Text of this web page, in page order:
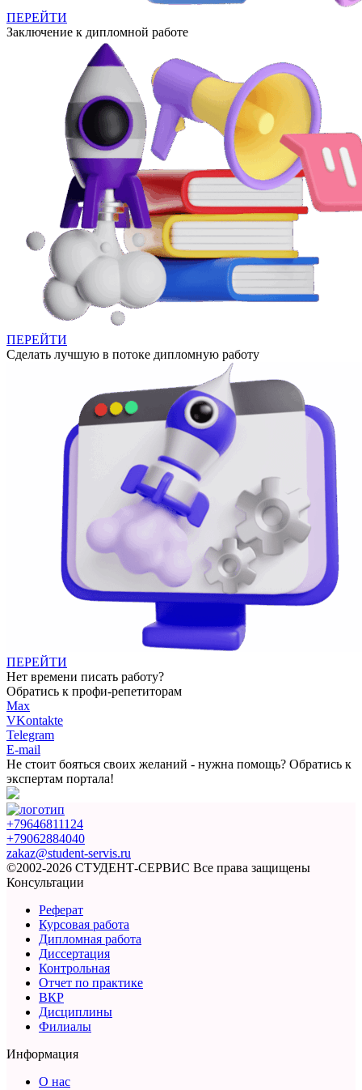
ПЕРЕЙТИ
Заключение к дипломной работе
ПЕРЕЙТИ
Сделать лучшую в потоке дипломную работу
ПЕРЕЙТИ
Нет времени писать работу?
Обратись к профи-репетиторам
Max
VKontakte
Telegram
E-mail
Не стоит бояться своих желаний - нужна помощь? Обратись к
экспертам портала!
+79646811124
+79062884040
zakaz@student-servis.ru
©2002-2026 СТУДЕНТ-СЕРВИС Все права защищены
Консультации
Реферат
Курсовая работа
Дипломная работа
Диссертация
Контрольная
Отчет по практике
ВКР
Дисциплины
Филиалы
Информация
О нас